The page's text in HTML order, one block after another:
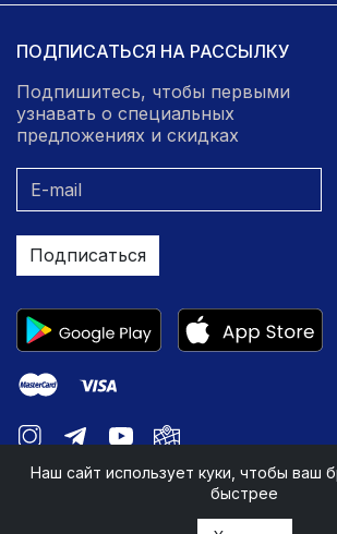
ПОДПИСАТЬСЯ НА РАССЫЛКУ
Подпишитесь, чтобы первыми
узнавать о специальных
предложениях и скидках
Подписаться
Наш сайт использует куки, чтобы ваш
быстрее